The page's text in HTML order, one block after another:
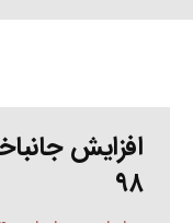
افزایش
۹۸